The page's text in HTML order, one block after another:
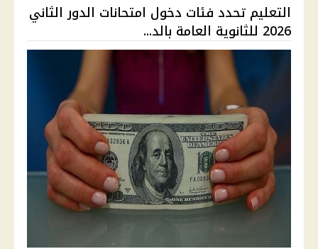
التعليم تحدد فئات دخول امتحانات الدور الثاني
2026 للثانوية العامة بالد...